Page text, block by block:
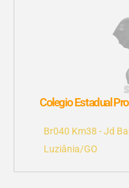
Colegio Estadual
Br040 Km38 - Jd
Luziânia/GO